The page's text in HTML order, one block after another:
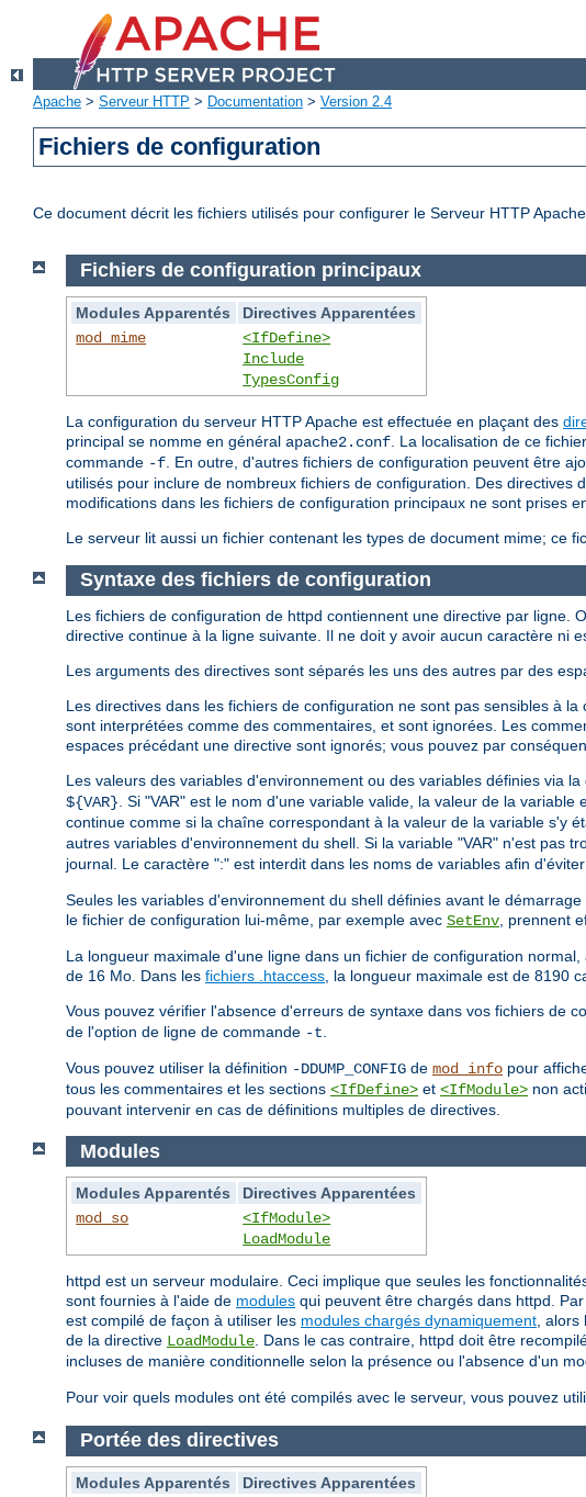
Apache > Serveur HTTP > Documentation > Version 2.4
Fichiers de configuration
Ce document décrit les fichiers utilisés pour configurer le Serveur HTTP
Fichiers de configuration principaux
Modules Apparentés
Directives Apparentées
mod_mime
<IfDefine>
Include
TypesConfig
La configuration du serveur HTTP Apache est effectuée en plaçant des
principal se nomme en général apache2.conf . La localisation de ce
commande -f . En outre, d'autres fichiers de configuration peuvent être
utilisés pour inclure de nombreux fichiers de configuration. Des
modifications dans les fichiers de configuration principaux ne sont prises
Le serveur lit aussi un fichier contenant les types de document mime; ce
Syntaxe des fichiers de configuration
Les fichiers de configuration de httpd contiennent une directive par
directive continue à la ligne suivante. Il ne doit y avoir aucun caractère ni
Les arguments des directives sont séparés les uns des autres par des
Les directives dans les fichiers de configuration ne sont pas sensibles à
sont interprétées comme des commentaires, et sont ignorées. Les
espaces précédant une directive sont ignorés; vous pouvez par
Les valeurs des variables d'environnement ou des variables définies via la
${VAR} . Si "VAR" est le nom d'une variable valide, la valeur de la
continue comme si la chaîne correspondant à la valeur de la variable s'y
autres variables d'environnement du shell. Si la variable "VAR" n'est pas
journal. Le caractère ":" est interdit dans les noms de variables afin
Seules les variables d'environnement du shell définies avant le
le fichier de configuration lui-même, par exemple avec SetEnv , prennent
La longueur maximale d'une ligne dans un fichier de configuration
de 16 Mo. Dans les fichiers .htaccess , la longueur maximale est de 8190
Vous pouvez vérifier l'absence d'erreurs de syntaxe dans vos fichiers de
de l'option de ligne de commande -t
Vous pouvez utiliser la définition -DDUMP_CONFIG de mod_info pour
tous les commentaires et les sections <IfDefine> et <IfModule> non
pouvant intervenir en cas de définitions multiples de directives.
Modules
Modules Apparentés
Directives Apparentées
mod_so
<IfModule>
LoadModule
httpd est un serveur modulaire. Ceci implique que seules les
sont fournies à l'aide de modules qui peuvent être chargés dans httpd.
est compilé de façon à utiliser les modules chargés dynamiquement, alors
de la directive LoadModule. Dans le cas contraire, httpd doit être
incluses de manière conditionnelle selon la présence ou l'absence d'un
Pour voir quels modules ont été compilés avec le serveur, vous pouvez
Portée des directives
Modules Apparentés
Directives Apparentées